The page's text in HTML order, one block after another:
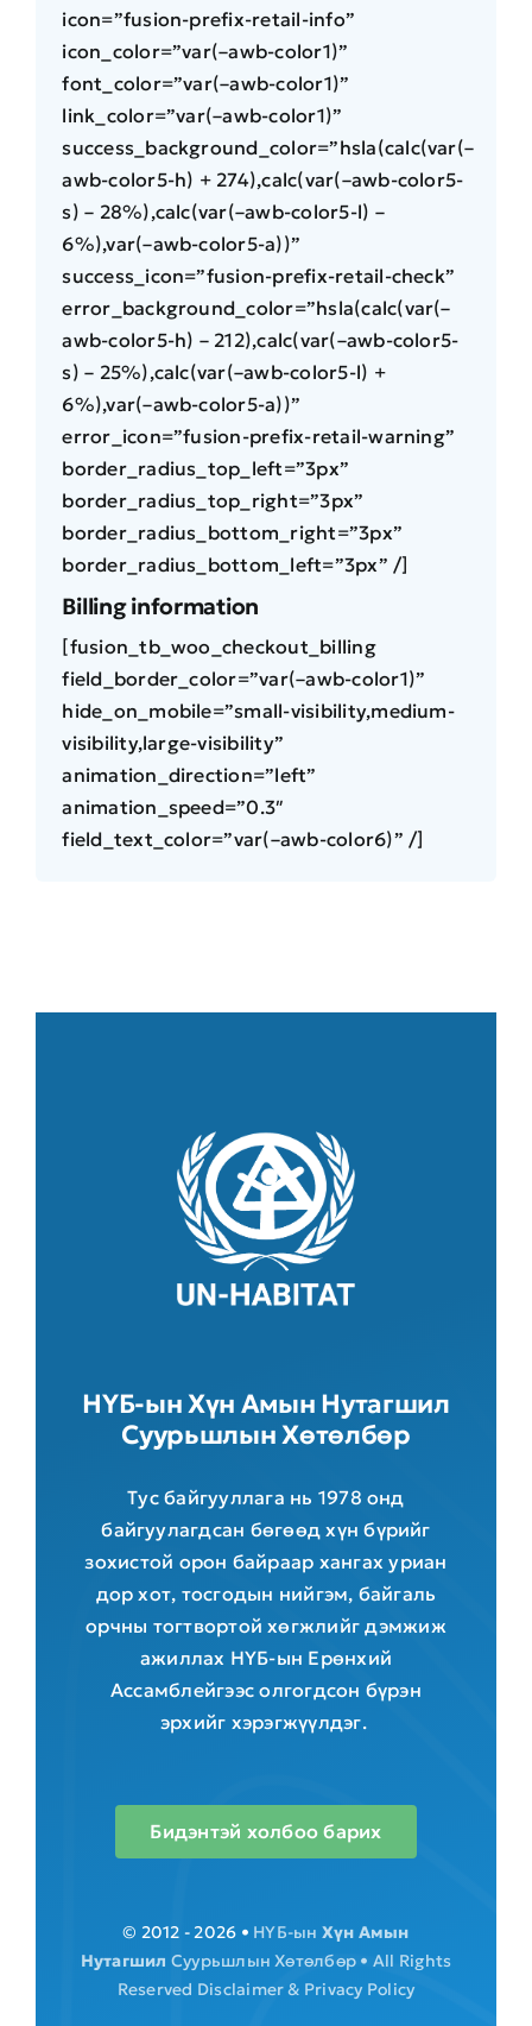
icon=”fusion-prefix-retail-info”
icon_color=”var(–awb-color1)”
font_color=”var(–awb-color1)”
link_color=”var(–awb-color1)”
success_background_color=”hsla(calc(var(–
awb-color5-h) + 274),calc(var(–awb-color5-
s) – 28%),calc(var(–awb-color5-l) –
6%),var(–awb-color5-a))”
success_icon=”fusion-prefix-retail-check”
error_background_color=”hsla(calc(var(–
awb-color5-h) – 212),calc(var(–awb-color5-
s) – 25%),calc(var(–awb-color5-l) +
6%),var(–awb-color5-a))”
error_icon=”fusion-prefix-retail-warning”
border_radius_top_left=”3px”
border_radius_top_right=”3px”
border_radius_bottom_right=”3px”
border_radius_bottom_left=”3px” /]
Billing information
[fusion_tb_woo_checkout_billing
field_border_color=”var(–awb-color1)”
hide_on_mobile=”small-visibility,medium-
visibility,large-visibility”
animation_direction=”left”
animation_speed=”0.3″
field_text_color=”var(–awb-color6)” /]
НҮБ-ын Хүн Амын Нутагшил
Суурьшлын Хөтөлбөр
Тус байгууллага нь 1978 онд
байгуулагдсан бөгөөд хүн бүрийг
зохистой орон байраар хангах уриан
дор хот, тосгодын нийгэм, байгаль
орчны тогтвортой хөгжлийг дэмжиж
ажиллах НҮБ-ын Ерөнхий
Ассамблейгээс олгогдсон бүрэн
эрхийг хэрэгжүүлдэг.
Бидэнтэй холбоо барих
© 2012 - 2026 • НҮБ-ын Хүн Амын
Нутагшил Суурьшлын Хөтөлбөр • All Rights
Reserved Disclaimer & Privacy Policy